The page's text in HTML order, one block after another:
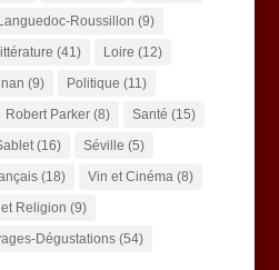
Languedoc-Roussillon (9)
(41) Loire (12)
(9) Politique (11)
Robert Parker(8) Santé (15)
(16) Séville (5)
(18) Vin et Cinéma(8)
Religion (9)
Dégustations(54)